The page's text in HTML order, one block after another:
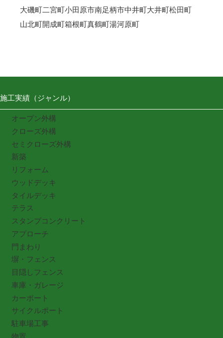
大磯町二宮町小田原市南足柄市中井町大井町松田町
山北町開成町箱根町真鶴町湯河原町
施工実績（ジャンル）
オープン外構
クローズ外構
セミクローズ外構
新築
リフォーム
ウッドデッキ
タイルデッキ
テラス
スタンプコンクリート
アプローチ
門まわり
塀・フェンス
目隠しフェンス
車庫・ガレージ
カーポート
サイクルポート
駐車場工事
物置